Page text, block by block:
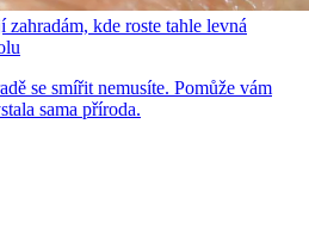
kde roste tahle levná
se smířit nemusíte. Pomůže vám
sama příroda.